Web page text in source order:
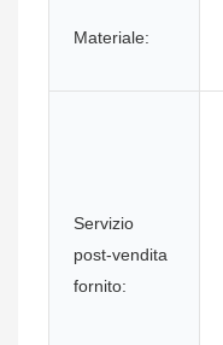
Materiale:
Servizio
post-vendita
fornito: